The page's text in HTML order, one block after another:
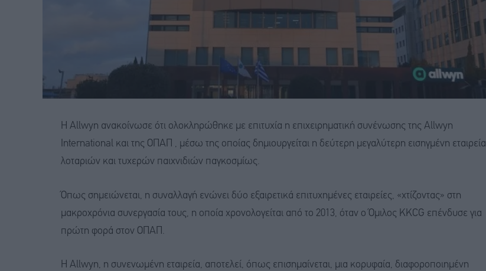
Η Allwyn ανακοίνωσε ότι ολοκληρώθηκε με επιτυχία η επιχειρηματική συνένωσης της Allwyn
International και της ΟΠΑΠ , μέσω της οποίας δημιουργείται η δεύτερη μεγαλύτερη εισηγμένη εταιρεία
λοταριών και τυχερών παιχνιδιών παγκοσμίως.
Όπως σημειώνεται, η συναλλαγή ενώνει δύο εξαιρετικά επιτυχημένες εταιρείες, «χτίζοντας» στη
μακροχρόνια συνεργασία τους, η οποία χρονολογείται από το 2013, όταν ο Όμιλος KKCG επένδυσε για
πρώτη φορά στον ΟΠΑΠ.
Η Allwyn, η συνενωμένη εταιρεία, αποτελεί, όπως επισημαίνεται, μια κορυφαία, διαφοροποιημένη